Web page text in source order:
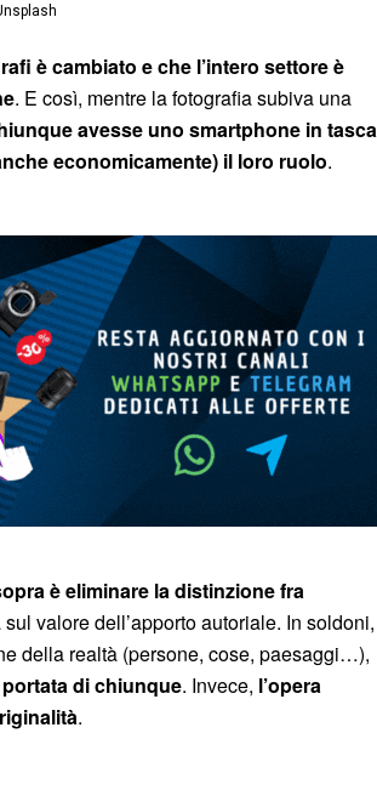
è cambiato e che l’intero settore è
. E così, mentre la fotografia subiva una
avesse uno smartphone in tasca
economicamente) il loro ruolo.
è eliminare la distinzione fra
valore dell’apporto autoriale. In soldoni,
della realtà (persone, cose, paesaggi…),
di chiunque. Invece, l’opera
.